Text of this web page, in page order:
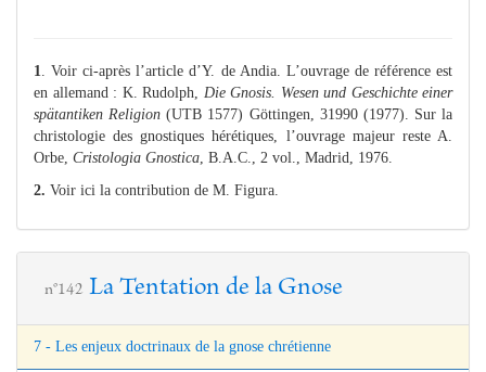
1
. Voir ci-après l’article d’Y. de Andia. L’ouvrage de référence est
en allemand : K. Rudolph, Die Gnosis. Wesen und Geschichte einer
spätantiken Religion (UTB 1577) Göttingen, 31990 (1977). Sur la
christologie des gnostiques hérétiques, l’ouvrage majeur reste A.
Orbe, Cristologia Gnostica , B.A.C., 2 vol., Madrid, 1976.
2. Voir ici la contribution de M. Figura.
n°142 La Tentation de la Gnose
7 - Les enjeux doctrinaux de la gnose chrétienne